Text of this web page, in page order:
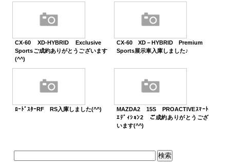
CX-60 XD-HYBRID Exclusive
Sportsご成約ありがとうございます
(^^)
CX-60 XD－HYBRID Premium
Sports展示車入庫しました♪
ﾛｰﾄﾞｽﾀｰRF RS入庫しました(^^)
MAZDA2 15S PROACTIVEｽﾏｰﾄ
ｴﾃﾞｨｼｮﾝ2 ご成約ありがとうござ
います(^^)